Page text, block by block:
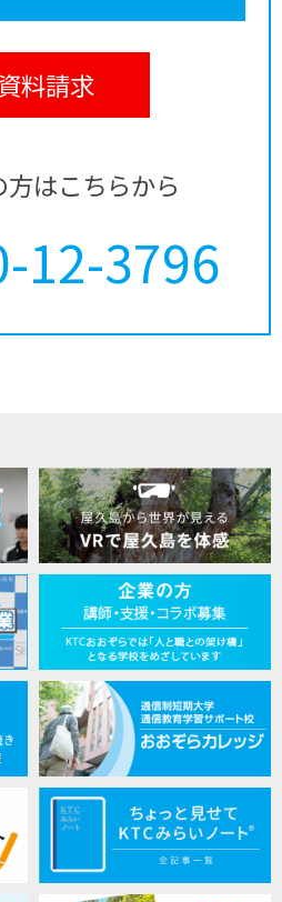
料請求
はこちらから
12-3796